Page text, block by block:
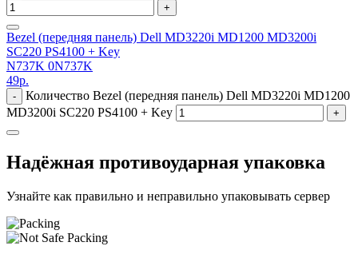
+
Bezel (передняя панель) Dell MD3220i MD1200 MD3200i
SC220 PS4100 + Key
N737K 0N737K
49р.
-
Количество Bezel (передняя панель) Dell MD3220i MD1200
MD3200i SC220 PS4100 + Key
+
Надёжная противоударная упаковка
Узнайте как правильно и неправильно упаковывать сервер